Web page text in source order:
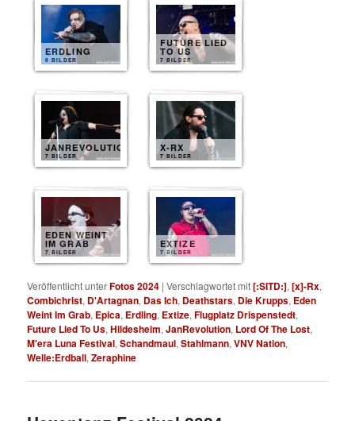
ERDLING
8 BILDER
FUTURE LIED
TO US
7 BILDER
JANREVOLUTION
7 BILDER
X-RX
7 BILDER
EDEN WEINT
IM GRAB
7 BILDER
EXTIZE
7 BILDER
Veröffentlicht unterFotos 2024 |Verschlagwortet mit[:SITD:],[x]-Rx,
Combichrist, D'Artagnan, Das Ich, Deathstars, Die Krupps, Eden
Weint Im Grab, Epica, Erdling, Extize,Flugplatz Drispenstedt,
Future Lied To Us,Hildesheim,JanRevolution, Lord Of The Lost,
M'era Luna Festival,Schandmaul,Stahlmann,VNV Nation,
Welle:Erdball,Zeraphine